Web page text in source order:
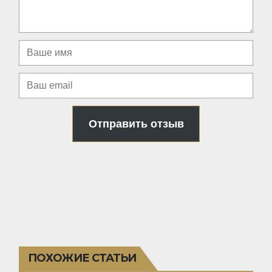
Отправить отзыв
ПОХОЖИЕ СТАТЬИ